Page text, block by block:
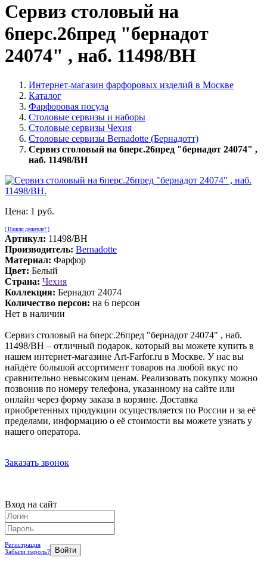
Сервиз столовый на
6перс.26пред "бернадот
24074" , наб. 11498/BH
Интернет-магазин фарфоровых изделий в Москве
Каталог
Фарфоровая посуда
Столовые сервизы и наборы
Столовые сервизы Чехия
Столовые сервизы Bernadotte (Бернадотт)
Сервиз столовый на 6перс.26пред "бернадот 24074" ,
наб. 11498/BH
Цена: 1 руб.
[ Нашли дешевле? ]
Артикул: 11498/BH
Производитель: Bernadotte
Материал: Фарфор
Цвет: Белый
Страна: Чехия
Коллекция: Бернадот 24074
Количество персон: на 6 персон
Нет в наличии
Сервиз столовый на 6перс.26пред "бернадот 24074" , наб.
11498/BH – отличный подарок, который вы можете купить в
нашем интернет-магазине Art-Farfor.ru в Москве. У нас вы
найдёте большой ассортимент товаров на любой вкус по
сравнительно невысоким ценам. Реализовать покупку можно
позвонив по номеру телефона, указанному на сайте или
онлайн через форму заказа в корзине. Доставка
приобретенных продукции осуществляется по России и за её
пределами, информацию о её стоимости вы можете узнать у
нашего оператора.
Заказать звонок
Вход на сайт
Регистрация
Забыли пароль?